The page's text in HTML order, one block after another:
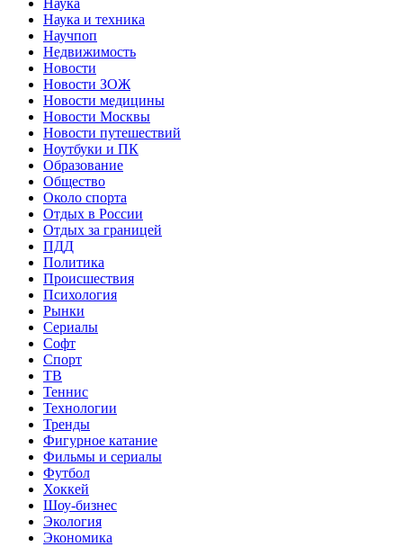
Наука
Наука и техника
Научпоп
Недвижимость
Новости
Новости ЗОЖ
Новости медицины
Новости Москвы
Новости путешествий
Ноутбуки и ПК
Образование
Общество
Около спорта
Отдых в России
Отдых за границей
ПДД
Политика
Происшествия
Психология
Рынки
Сериалы
Софт
Спорт
ТВ
Теннис
Технологии
Тренды
Фигурное катание
Фильмы и сериалы
Футбол
Хоккей
Шоу-бизнес
Экология
Экономика